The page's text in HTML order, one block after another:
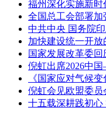
福州深化实施新时
全国总工会部署
中共中央 国务院
加快建设统一开
国家发展改革委
倪虹出席2026中
《国家应对气候
倪虹会见欧盟委员
十五载深耕践初